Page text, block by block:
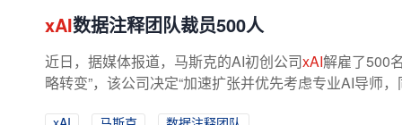
xAI数据注释团队裁员500人
近日，据媒体报道，马斯克的AI初创公司xAI解雇了500
略转变”，该公司决定“加速扩张并优先考虑专业AI导师